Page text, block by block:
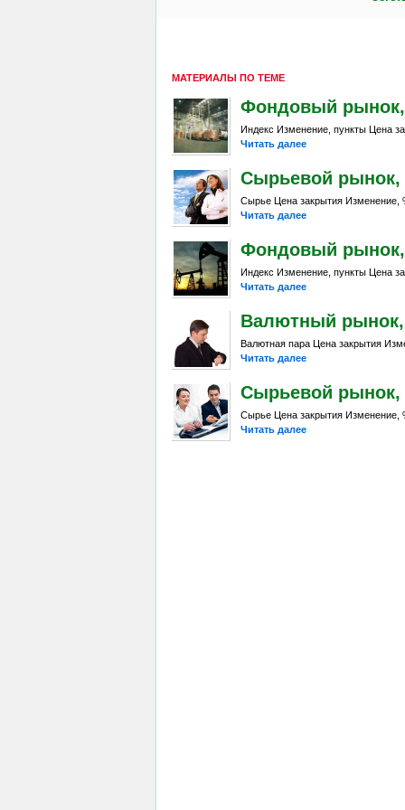
МАТЕРИАЛЫ ПО ТЕМЕ
Фондовый рынок,
Индекс Изменение, пункты Цена
Читать далее
Сырьевой рынок,
Сырье Цена закрытия Изменение,
Читать далее
Фондовый рынок,
Индекс Изменение, пункты Цена
Читать далее
Валютный рынок,
Валютная пара Цена закрытия
Читать далее
Сырьевой рынок,
Сырье Цена закрытия Изменение,
Читать далее